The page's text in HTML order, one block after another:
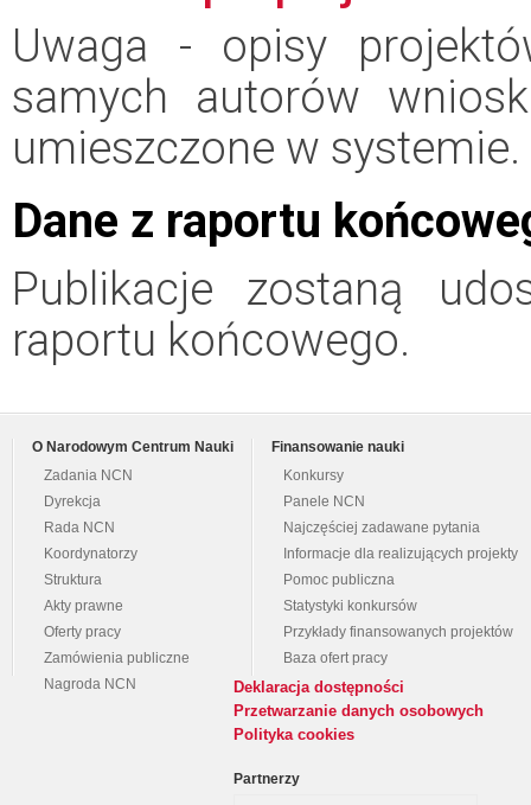
Uwaga - opisy
samych autorów
umieszczone w systemie.
Dane z raportu
Publikacje zostaną
raportu końcowego.
O Narodowym Centrum Nauki
Zadania NCN
Dyrekcja
Rada NCN
Koordynatorzy
Struktura
Akty prawne
Oferty pracy
Zamówienia publiczne
Nagroda NCN
Finansowanie nauki
Konkursy
Panele NCN
Najczęściej zadawane pytania
Informacje dla realizujących projekty
Pomoc publiczna
Statystyki konkursów
Przykłady finansowanych projektów
Baza ofert pracy
Deklaracja dostępności
Przetwarzanie danych osobowych
Polityka cookies
Partnerzy